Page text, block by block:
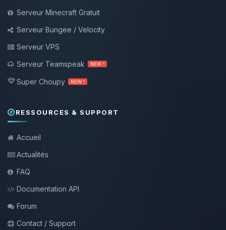
Serveur Minecraft Gratuit
Serveur Bungee / Velocity
Serveur VPS
Serveur Teamspeak
NEW !
Super Choupy NEW !
RESSOURCES & SUPPORT
Accueil
Actualités
FAQ
Documentation API
Forum
Contact / Support